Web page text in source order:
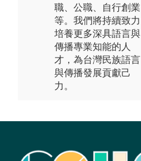
職、公職、自行創業
等。我們將持續致力
培養更多深具語言與
傳播專業知能的人
才，為台灣民族語言
與傳播發展貢獻己
力。